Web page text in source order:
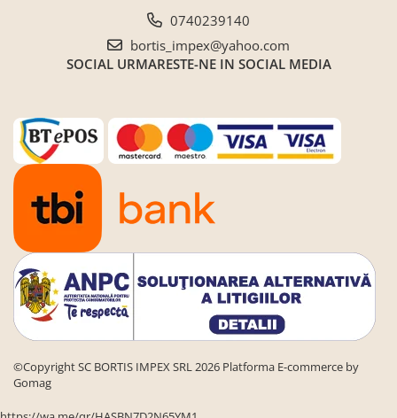
0740239140
bortis_impex@yahoo.com
SOCIAL URMARESTE-NE IN SOCIAL MEDIA
©Copyright SC BORTIS IMPEX SRL 2026 Platforma E-commerce by
Gomag